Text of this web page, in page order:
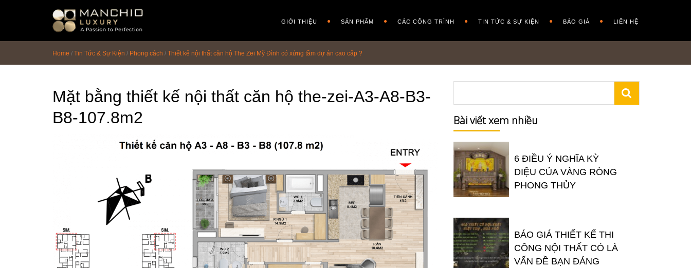
GIỚI THIỆU SẢN PHẨM CÁC CÔNG TRÌNH TIN TỨC & SỰ KIỆN BÁO GIÁ LIÊN HỆ
Home / Tin Tức & Sự Kiện / Phong cách / Thiết kế nội thất căn hộ The Zei Mỹ Đình có xứng tầm dự án cao cấp ?
Mặt bằng thiết kế nội thất căn hộ the-zei-A3-A8-B3-
B8-107.8m2
Bài viết xem nhiều
6 ĐIỀU Ý NGHĨA KỲ
DIỆU CỦA VÀNG RÒNG
PHONG THỦY
BÁO GIÁ THIẾT KẾ THI
CÔNG NỘI THẤT CÓ LÀ
VẤN ĐỀ BẠN ĐÁNG